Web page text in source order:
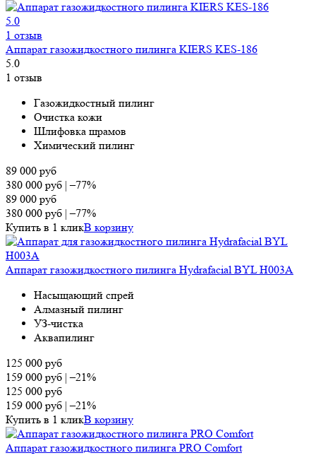
5.0
1 отзыв
Аппарат газожидкостного пилинга KIERS KES-186
5.0
1 отзыв
Газожидкостный пилинг
Очистка кожи
Шлифовка шрамов
Химический пилинг
89 000 руб
380 000 руб |–77%
89 000 руб
380 000 руб |–77%
Купить в 1 кликВ корзину
Аппарат газожидкостного пилинга Hydrafacial BYL H003A
Насыщающий спрей
Алмазный пилинг
УЗ-чистка
Аквапилинг
125 000 руб
159 000 руб |–21%
125 000 руб
159 000 руб |–21%
Купить в 1 кликВ корзину
Аппарат газожидкостного пилинга PRO Comfort